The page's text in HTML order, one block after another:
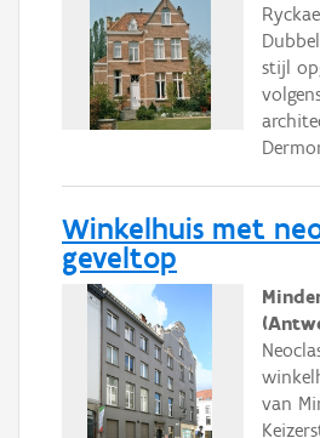
stijl
Winkelhuis met
geveltop
van